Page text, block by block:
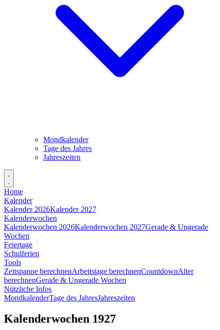
Mondkalender
Tage des Jahres
Jahreszeiten
Home
Kalender
Kalender 2026Kalender 2027
Kalenderwochen
Kalenderwochen 2026Kalenderwochen 2027Gerade & Ungerade
Wochen
Feiertage
Schulferien
Tools
Zeitspanne berechnenArbeitstage berechnenCountdownAlter
berechnenGerade & Ungerade Wochen
Nützliche Infos
MondkalenderTage des JahresJahreszeiten
Kalenderwochen 1927